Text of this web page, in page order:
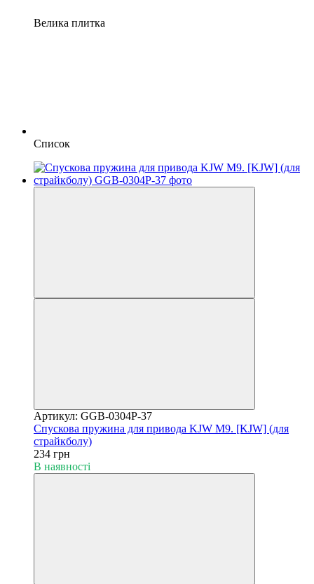
Велика плитка
Список
Артикул: GGB-0304P-37
Спускова пружина для привода KJW M9. [KJW] (для
страйкболу)
234 грн
В наявності